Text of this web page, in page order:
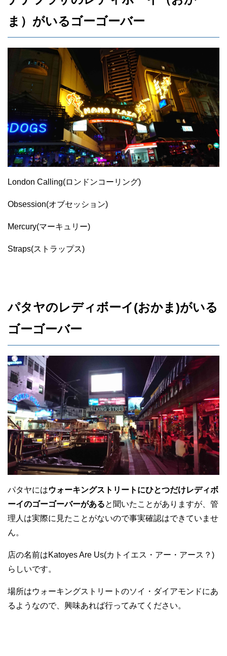
ま）がいるゴーゴーバー
London Calling(ロンドンコーリング)
Obsession(オブセッション)
Mercury(マーキュリー)
Straps(ストラップス)
パタヤのレディボーイ(おかま)がいる
ゴーゴーバー
パタヤにはウォーキングストリートにひとつだけレディボ
ーイのゴーゴーバーがあると聞いたことがありますが、管
理人は実際に見たことがないので事実確認はできていませ
ん。
店の名前はKatoyes Are Us(カトイエス・アー・アース？)
らしいです。
場所はウォーキングストリートのソイ・ダイアモンドにあ
るようなので、興味あれば行ってみてください。